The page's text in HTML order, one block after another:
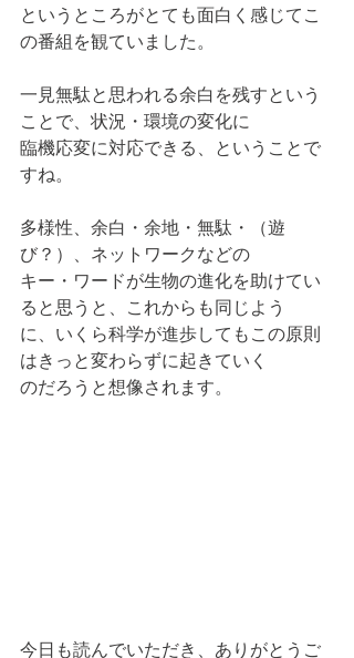
というところがとても面白く感じてこ
の番組を観ていました。
一見無駄と思われる余白を残すという
ことで、状況・環境の変化に
臨機応変に対応できる、ということで
すね。
多様性、余白・余地・無駄・（遊
び？）、ネットワークなどの
キー・ワードが生物の進化を助けてい
ると思うと、これからも同じよう
に、いくら科学が進歩してもこの原則
はきっと変わらずに起きていく
のだろうと想像されます。
今日も読んでいただき、ありがとうご